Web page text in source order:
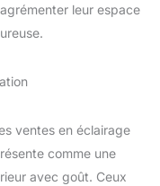
leur espace
ventes en éclairage
comme une
avec goût. Ceux